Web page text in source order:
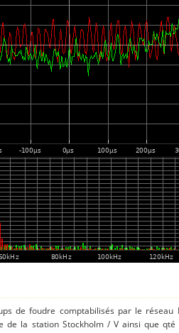
de foudre comptabilisés par le réseau
la station Stockholm / V ainsi que qté